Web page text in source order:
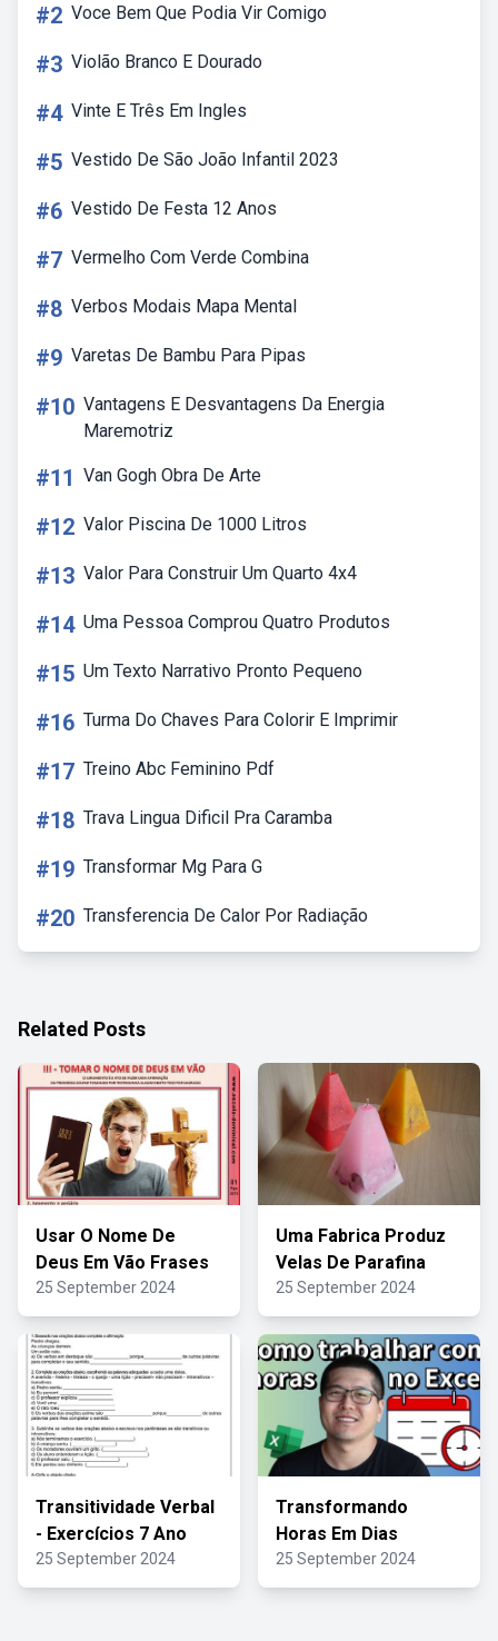
#2 Voce Bem Que Podia Vir Comigo
#3 Violão Branco E Dourado
#4 Vinte E Três Em Ingles
#5 Vestido De São João Infantil 2023
#6 Vestido De Festa 12 Anos
#7 Vermelho Com Verde Combina
#8 Verbos Modais Mapa Mental
#9 Varetas De Bambu Para Pipas
#10 Vantagens E Desvantagens Da Energia
Maremotriz
#11 Van Gogh Obra De Arte
#12 Valor Piscina De 1000 Litros
#13 Valor Para Construir Um Quarto 4x4
#14 Uma Pessoa Comprou Quatro Produtos
#15 Um Texto Narrativo Pronto Pequeno
#16 Turma Do Chaves Para Colorir E Imprimir
#17 Treino Abc Feminino Pdf
#18 Trava Lingua Dificil Pra Caramba
#19 Transformar Mg Para G
#20 Transferencia De Calor Por Radiação
Related Posts
Usar O Nome De
Deus Em Vão Frases
25 September 2024
Uma Fabrica Produz
Velas De Parafina
25 September 2024
Transitividade Verbal
- Exercícios 7 Ano
25 September 2024
Transformando
Horas Em Dias
25 September 2024